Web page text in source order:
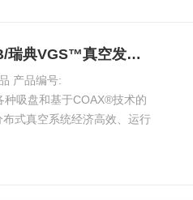
VGS™2010 OF15x45P供应PIAB/瑞典VGS™真空发生器和吸盘正品
产品编号:
吸盘和基于COAX®技术的
式真空系统经济高效、运行